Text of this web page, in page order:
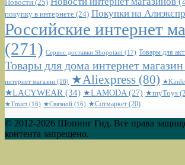
Новости (25)
покупку в интернете (24) Покупки на
Российские интернет
(271) Сервис доставки Shopotam (17) Товары для
Товары для дома интернет магазин
интернет магазин (18) ★Aliexpress (80)
★LACYWEAR (34) ★LAMODA(27) ★myToys
★Tmart (16) ★Связной (16) ★Сотмаркет (20)
© 2012-2026 Шопинг Гид. Все права
контента запрещено.